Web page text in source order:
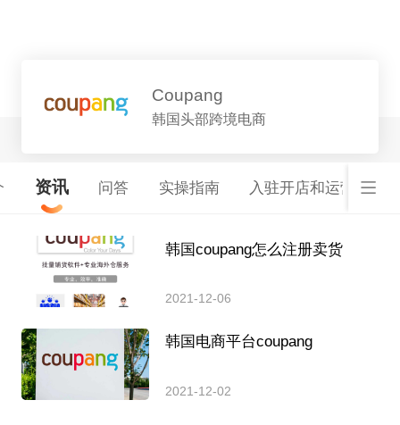
Coupang
韩国头部跨境电商
资讯 问答 实操指南 入驻开店和运营服务
韩国coupang怎么注册卖货
2021-12-06
韩国电商平台coupang
2021-12-02